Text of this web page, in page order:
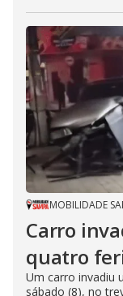
MOBILIDADE
Carro
quatro
Um carro invadiu
sábado (8), no